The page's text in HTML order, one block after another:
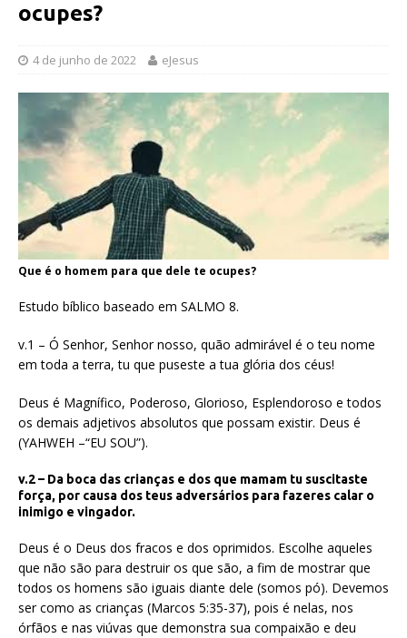
ocupes?
4 de junho de 2022 eJesus
Que é o homem para que dele te ocupes?
Estudo bíblico baseado em SALMO 8.
v.1 – Ó Senhor, Senhor nosso, quão admirável é o teu nome
em toda a terra, tu que puseste a tua glória dos céus!
Deus é Magnífico, Poderoso, Glorioso, Esplendoroso e todos
os demais adjetivos absolutos que possam existir. Deus é
(YAHWEH –“EU SOU”).
v.2 – Da boca das crianças e dos que mamam tu suscitaste
força, por causa dos teus adversários para fazeres calar o
inimigo e vingador.
Deus é o Deus dos fracos e dos oprimidos. Escolhe aqueles
que não são para destruir os que são, a fim de mostrar que
todos os homens são iguais diante dele (somos pó). Devemos
ser como as crianças (Marcos 5:35-37), pois é nelas, nos
órfãos e nas viúvas que demonstra sua compaixão e deu